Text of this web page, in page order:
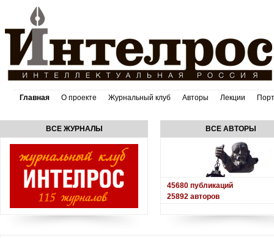
Главная О проекте Журнальный клуб Авторы Лекции
ВСЕ ЖУРНАЛЫ ВСЕ АВТОРЫ
45680 публикаций
25892 авторов